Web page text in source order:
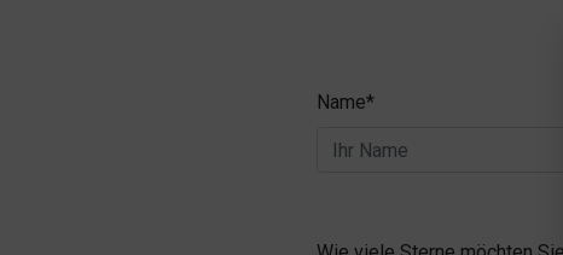
Name*